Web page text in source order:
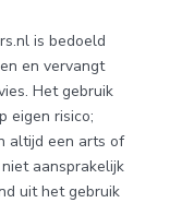
is bedoeld
en vervangt
Het gebruik
eigen risico;
altijd een arts of
aansprakelijk
uit het gebruik